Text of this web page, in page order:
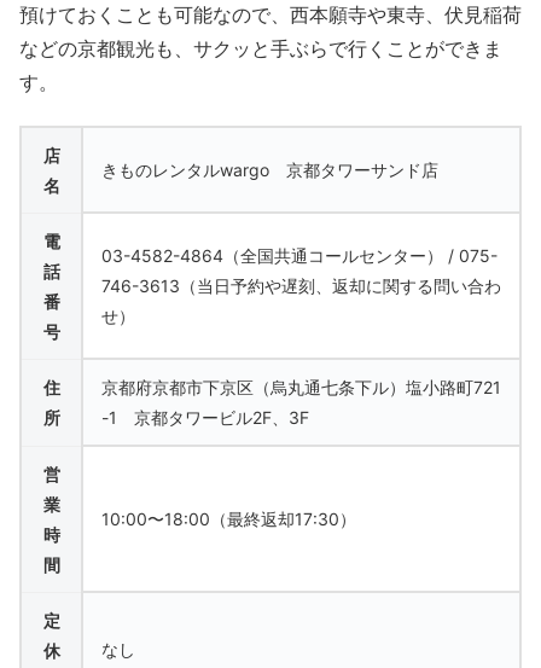
預けておくことも可能なので、西本願寺や東寺、伏見稲荷
などの京都観光も、サクッと手ぶらで行くことができま
す。
店
名
きものレンタルwargo 京都タワーサンド店
電
話
番
号
03-4582-4864（全国共通コールセンター） / 075-
746-3613（当日予約や遅刻、返却に関する問い合わ
せ）
住
所
京都府京都市下京区（烏丸通七条下ル）塩小路町721
-1 京都タワービル2F、3F
営
業
時
間
10:00〜18:00（最終返却17:30）
定
休
なし